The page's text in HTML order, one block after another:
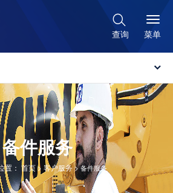

查询 菜单

备件服务
置： 首页> 客户服务>备件服务